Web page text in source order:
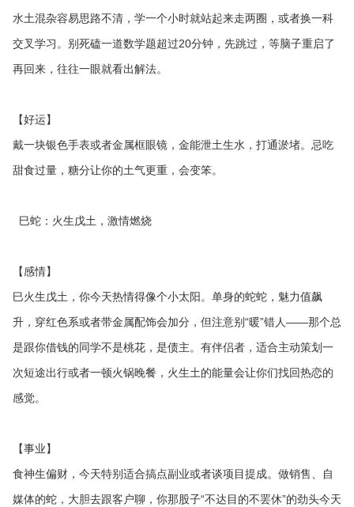
水土混杂容易思路不清，学一个小时就站起来走两圈，或者换一科
交叉学习。别死磕一道数学题超过20分钟，先跳过，等脑子重启了
再回来，往往一眼就看出解法。
【好运】
戴一块银色手表或者金属框眼镜，金能泄土生水，打通淤堵。忌吃
甜食过量，糖分让你的土气更重，会变笨。
巳蛇：火生戊土，激情燃烧
【感情】
巳火生戊土，你今天热情得像个小太阳。单身的蛇蛇，魅力值飙
升，穿红色系或者带金属配饰会加分，但注意别“暖”错人——那个总
是跟你借钱的同学不是桃花，是债主。有伴侣者，适合主动策划一
次短途出行或者一顿火锅晚餐，火生土的能量会让你们找回热恋的
感觉。
【事业】
食神生偏财，今天特别适合搞点副业或者谈项目提成。做销售、自
媒体的蛇，大胆去跟客户聊，你那股子“不达目的不罢休”的劲头今天